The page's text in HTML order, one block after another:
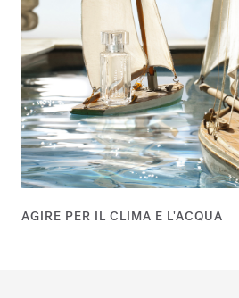
AGIRE PER IL CLIMA E L'ACQUA